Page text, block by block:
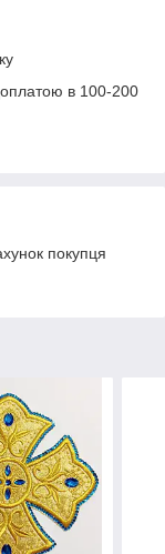
в 100-200
покупця